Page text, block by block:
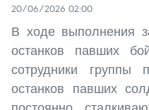
20/06/2026 02:00
В ходе выполнения
останков павших
сотрудники группы
останков павших